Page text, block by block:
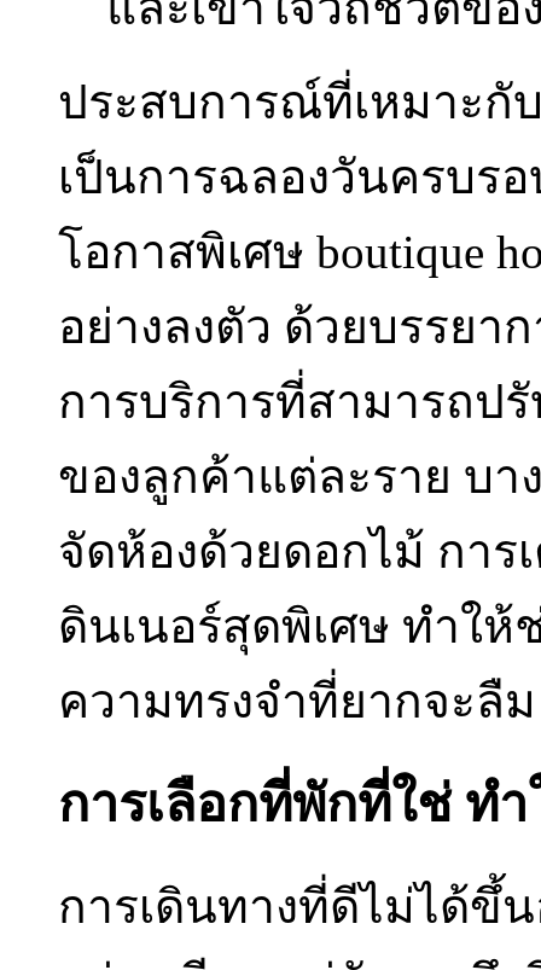
ประสบการณ์ที่เหมาะกั
เป็นการฉลองวันครบร
โอกาสพิเศษ boutique
อย่างลงตัว ด้วยบรรยา
การบริการที่สามารถป
ของลูกค้าแต่ละราย บา
จัดห้องด้วยดอกไม้ การ
ดินเนอร์สุดพิเศษ ทำใ
ความทรงจำที่ยากจะลืม
การเลือกที่พักที่ใช่ ท
การเดินทางที่ดีไม่ได้ขึ้